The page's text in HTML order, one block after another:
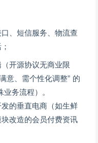
、短信服务、物流查
开源协议无商业限
意、需个性化调整” 的
务流程）。
的垂直电商（如生鲜
改造的会员付费资讯